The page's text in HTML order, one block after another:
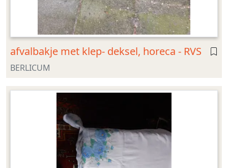
afvalbakje met klep- deksel, horeca - RVS
BERLICUM